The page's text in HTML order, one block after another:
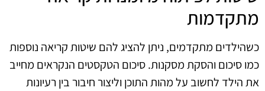
מתקדמות
כשהילדים מתקדמים, ניתן להציג להם שיטות קריאה נוספות
כמו סיכום והסקת מסקנות. סיכום הטקסטים הנקראים מחייב
את הילד לחשוב על מהות התוכן וליצור חיבור בין רעיונות